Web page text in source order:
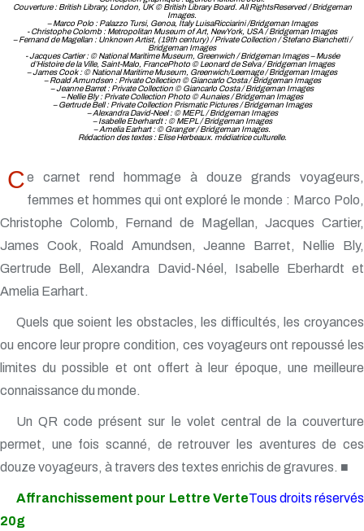
Couverture : British Library, London, UK © British Library Board. All RightsReserved / Bridgeman
Images.
– Marco Polo : Palazzo Tursi, Genoa, Italy LuisaRicciarini /Bridgeman Images
- Christophe Colomb : Metropolitan Museum of Art, NewYork, USA / Bridgeman Images
– Fernand de Magellan : Unknown Artist, (19th century) / Private Collection / Stefano Bianchetti /
Bridgeman Images
- Jacques Cartier : © National Maritime Museum, Greenwich / Bridgeman Images – Musée
d’Histoire de la Ville, Saint-Malo, FrancePhoto © Leonard de Selva / Bridgeman Images
– James Cook : © National Maritime Museum, Greenwich/Leemage / Bridgeman Images
– Roald Amundsen : Private Collection © Giancarlo Costa / Bridgeman Images
– Jeanne Barret : Private Collection © Giancarlo Costa / Bridgeman Images
– Nellie Bly : Private Collection Photo © Aunaies / Bridgeman Images
– Gertrude Bell : Private Collection Prismatic Pictures / Bridgeman Images
– Alexandra David-Neel : © MEPL / Bridgeman Images
– Isabelle Eberhardt : © MEPL / Bridgeman Images
– Amelia Earhart : © Granger / Bridgeman Images.
Rédaction des textes : Elise Herbeaux. médiatrice culturelle.
Ce carnet rend hommage à douze grands voyageurs,
femmes et hommes qui ont exploré le monde : Marco Polo,
Christophe Colomb, Fernand de Magellan, Jacques Cartier,
James Cook, Roald Amundsen, Jeanne Barret, Nellie Bly,
Gertrude Bell, Alexandra David-Néel, Isabelle Eberhardt et
Amelia Earhart.
Quels que soient les obstacles, les difficultés, les croyances
ou encore leur propre condition, ces voyageurs ont repoussé les
limites du possible et ont offert à leur époque, une meilleure
connaissance du monde.
Un QR code présent sur le volet central de la couverture
permet, une fois scanné, de retrouver les aventures de ces
douze voyageurs, à travers des textes enrichis de gravures. ■
Tous droits réservés
Affranchissement pour Lettre Verte
20g